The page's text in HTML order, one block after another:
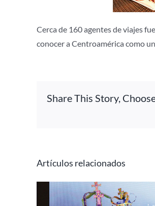
Cerca de 160 agentes de viajes
conocer a Centroamérica como
Share This Story,
Artículos relacionados